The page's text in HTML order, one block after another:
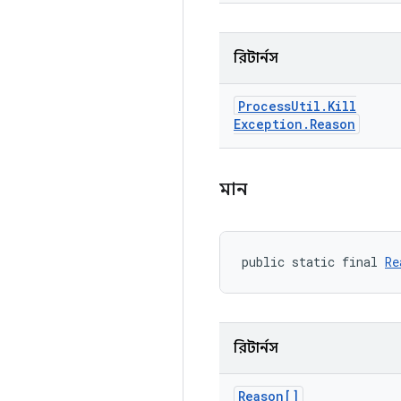
রিটার্নস
ProcessUtil . Kill
Exception . Reason
মান
public static final
রিটার্নস
Reason[]